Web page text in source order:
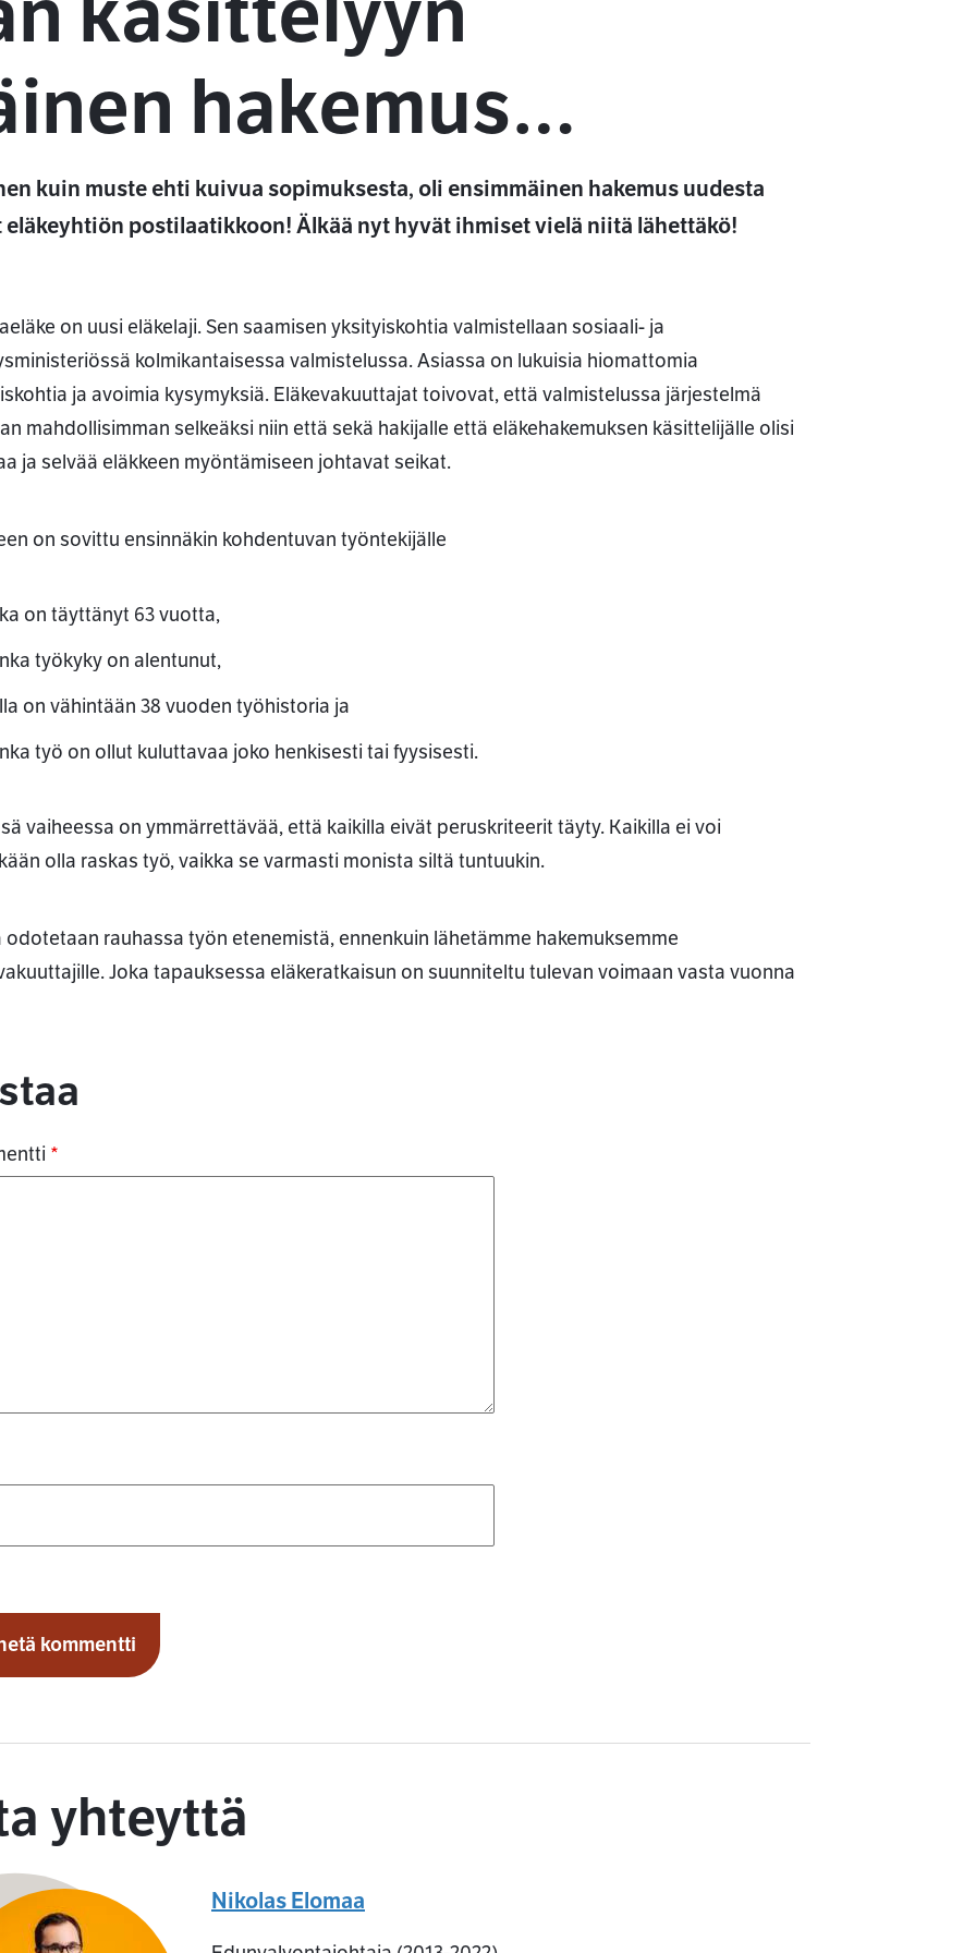
hakemus…
kuin muste ehti kuivua sopimuksesta, oli ensimmäinen hakemus uudesta
postilaatikkoon! Älkää nyt hyvät ihmiset vielä niitä lähettäkö!
on uusi eläkelaji. Sen saamisen yksityiskohtia valmistellaan sosiaali- ja
kolmikantaisessa valmistelussa. Asiassa on lukuisia hiomattomia
ja avoimia kysymyksiä. Eläkevakuuttajat toivovat, että valmistelussa järjestelmä
mahdollisimman selkeäksi niin että sekä hakijalle että eläkehakemuksen käsittelijälle olisi
ja selvää eläkkeen myöntämiseen johtavat seikat.
on sovittu ensinnäkin kohdentuvan työntekijälle
on täyttänyt 63 vuotta,
työkyky on alentunut,
on vähintään 38 vuoden työhistoria ja
työ on ollut kuluttavaa joko henkisesti tai fyysisesti.
vaiheessa on ymmärrettävää, että kaikilla eivät peruskriteerit täyty. Kaikilla ei voi
olla raskas työ, vaikka se varmasti monista siltä tuntuukin.
rauhassa työn etenemistä, ennenkuin lähetämme hakemuksemme
Joka tapauksessa eläkeratkaisun on suunniteltu tulevan voimaan vasta vuonna
*
yhteyttä
Nikolas Elomaa